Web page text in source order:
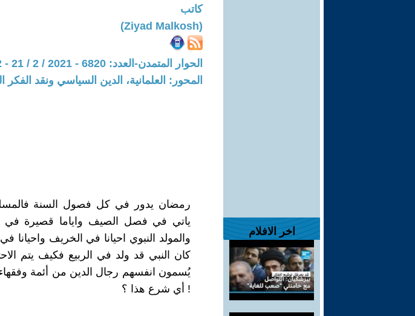
اخر الافلام
كاتب
(Ziyad Malkosh)
الحوار المتمدن-العدد: 6820 - 2021 / 2 / 21 - 10:52
المحور: العلمانية، الدين السياسي ونقد الفكر
رمضان يدور في كل فصول السنة
ياتي في فصل الصيف واياما قصيرة في
والمولد النبوي احيانا في الخريف
كان النبي قد ولد في الربيع فكيف يتم
يُسمون انفسهم رجال الدين من أئمة
! أي شرع هذا ؟